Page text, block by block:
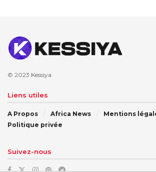
© 2023 Kessiya
Liens utiles
A Propos Africa News
Mentions
Politique privée
Suivez-nous